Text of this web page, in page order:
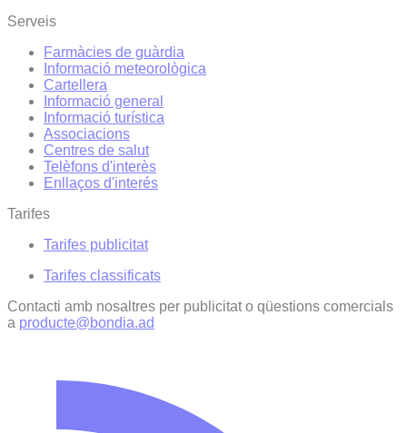
Serveis
Farmàcies de guàrdia
Informació meteorològica
Cartellera
Informació general
Informació turística
Associacions
Centres de salut
Telèfons d'interès
Enllaços d'interés
Tarifes
Tarifes publicitat
Tarifes classificats
Contacti amb nosaltres per publicitat o qüestions comercials
a producte@bondia.ad